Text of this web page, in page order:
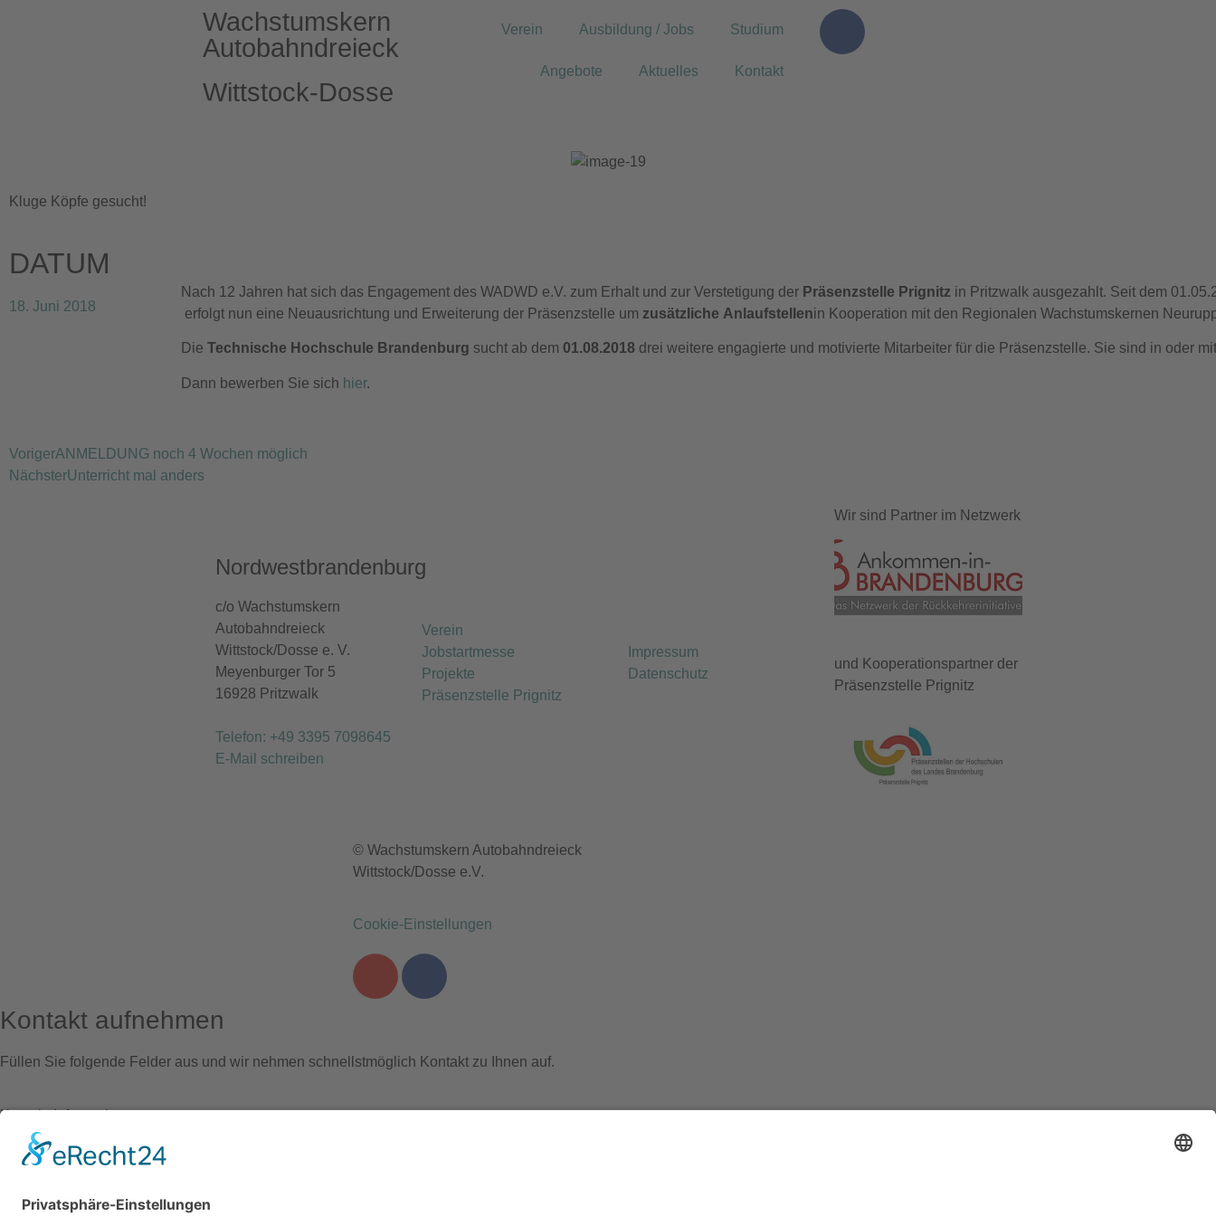
Wachstumskern
Autobahndreieck
Wittstock-Dosse
Verein Ausbildung / Jobs Studium
Angebote Aktuelles Kontakt
Kluge Köpfe gesucht!
DATUM
18. Juni 2018
Nach 12 Jahren hat sich das Engagement des WADWD e.V. zum Erhalt und zur Verstetigung der Präsenzstelle Prignitz in Pritzwalk ausgezahlt. Seit dem
erfolgt nun eine Neuausrichtung und Erweiterung der Präsenzstelle um zusätzliche Anlaufstellenin Kooperation mit den Regionalen Wachstumskernen
Die Technische Hochschule Brandenburg sucht ab dem 01.08.2018 drei weitere engagierte und motivierte Mitarbeiter für die Präsenzstelle. Sie sind in oder
Dann bewerben Sie sich hier.
VorigerANMELDUNG noch 4 Wochen möglich
NächsterUnterricht mal anders
Nordwestbrandenburg
c/o Wachstumskern
Autobahndreieck
Wittstock/Dosse e. V.
Meyenburger Tor 5
16928 Pritzwalk
Telefon: +49 3395 7098645
E-Mail schreiben
Verein
Jobstartmesse
Projekte
Präsenzstelle Prignitz
Impressum
Datenschutz
Wir sind Partner im Netzwerk
und Kooperationspartner der
Präsenzstelle Prignitz
© Wachstumskern Autobahndreieck
Wittstock/Dosse e.V.
Cookie-Einstellungen
Kontakt aufnehmen
Füllen Sie folgende Felder aus und wir nehmen schnellstmöglich Kontakt zu Ihnen auf.
Kontakt-Informationen